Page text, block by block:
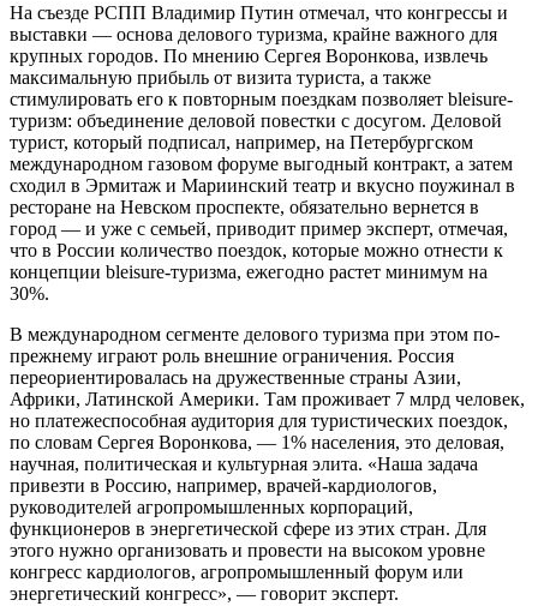
На съезде РСПП Владимир Путин отмечал, что конгрессы и
выставки — основа делового туризма, крайне важного для
крупных городов. По мнению Сергея Воронкова, извлечь
максимальную прибыль от визита туриста, а также
стимулировать его к повторным поездкам позволяет bleisure-
туризм: объединение деловой повестки с досугом. Деловой
турист, который подписал, например, на Петербургском
международном газовом форуме выгодный контракт, а затем
сходил в Эрмитаж и Мариинский театр и вкусно поужинал в
ресторане на Невском проспекте, обязательно вернется в
город — и уже с семьей, приводит пример эксперт, отмечая,
что в России количество поездок, которые можно отнести к
концепции bleisure-туризма, ежегодно растет минимум на
30%.
В международном сегменте делового туризма при этом по-
прежнему играют роль внешние ограничения. Россия
переориентировалась на дружественные страны Азии,
Африки, Латинской Америки. Там проживает 7 млрд человек,
но платежеспособная аудитория для туристических поездок,
по словам Сергея Воронкова, — 1% населения, это деловая,
научная, политическая и культурная элита. «Наша задача
привезти в Россию, например, врачей-кардиологов,
руководителей агропромышленных корпораций,
функционеров в энергетической сфере из этих стран. Для
этого нужно организовать и провести на высоком уровне
конгресс кардиологов, агропромышленный форум или
энергетический конгресс», — говорит эксперт.